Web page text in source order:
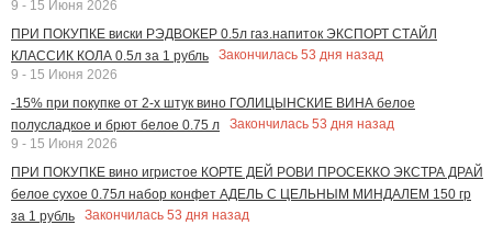
9 - 15 Июня 2026
ПРИ ПОКУПКЕ виски РЭДВОКЕР 0.5л газ.напиток ЭКСПОРТ СТАЙЛ
КЛАССИК КОЛА 0.5л за 1 рубль
Закончилась 53 дня назад
9 - 15 Июня 2026
-15% при покупке от 2-х штук вино ГОЛИЦЫНСКИЕ ВИНА белое
полусладкое и брют белое 0.75 л
Закончилась 53 дня назад
9 - 15 Июня 2026
ПРИ ПОКУПКЕ вино игристое КОРТЕ ДЕЙ РОВИ ПРОСЕККО ЭКСТРА ДРАЙ
белое сухое 0.75л набор конфет АДЕЛЬ С ЦЕЛЬНЫМ МИНДАЛЕМ 150 гр
за 1 рубль
Закончилась 53 дня назад